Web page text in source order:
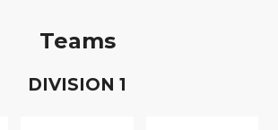
Teams
DIVISION 1